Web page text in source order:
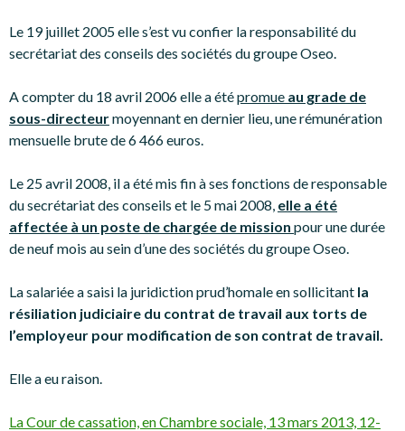
Le 19 juillet 2005 elle s’est vu confier la responsabilité du
secrétariat des conseils des sociétés du groupe Oseo.
A compter du 18 avril 2006 elle a étépromue au grade de
sous-directeurmoyennant en dernier lieu, une rémunération
mensuelle brute de 6 466 euros.
Le 25 avril 2008, il a été mis fin à ses fonctions de responsable
du secrétariat des conseils et le 5 mai 2008, elle a été
affectée à un poste de chargée de mission pour une durée
de neuf mois au sein d’une des sociétés du groupe Oseo.
La salariée a saisi la juridiction prud’homale en sollicitant la
résiliation judiciaire du contrat de travail aux torts de
l’employeur pour modification de son contrat de travail.
Elle a eu raison.
La Cour de cassation, en Chambre sociale, 13 mars 2013, 12-